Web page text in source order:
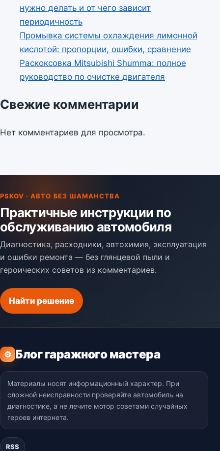
нужно делать и от чего зависит
периодичность
Промывка системы охлаждения лимонной
кислотой: пропорции, ошибки, сравнение
Раскоксовка Mitsubishi Shumma: полное
руководство по очистке двигателя
Свежие комментарии
Нет комментариев для просмотра.
PSKOV · АВТО БЕЗ ШАМАНСТВА
Практичные инструкции по
обслуживанию автомобиля
Диагностика, расходники, автохимия, эксплуатация
и ошибки ремонта — без глянцевой пыли и
героических советов из комментариев.
Найти решение
⚙ Блог гаражного мастера
Материалы носят информационный характер. При
сложной неисправности проверяйте автомобиль на
диагностике, а не лечите мотор советами случайных
героев интернета.
RSS